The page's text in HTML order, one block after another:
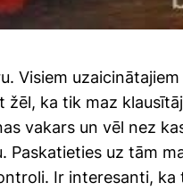
Visiem uzaicinātajiem
ka tik maz
vakars un vēl nez
Paskatieties uz tām
Ir interesanti, ka